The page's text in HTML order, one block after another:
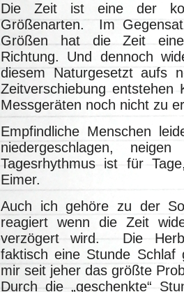
Die Zeit ist eine der
Größenarten. Im
Größen hat die Zeit eine
Richtung. Und dennoch
diesem Naturgesetzt aufs
Zeitverschiebung entstehen
Messgeräten noch nicht zu
Empfindliche Menschen
niedergeschlagen,
Tagesrhythmus ist für
Eimer.
Auch ich gehöre zu der
reagiert wenn die Zeit
verzögert wird. Die
faktisch eine Stunde Schlaf
mir seit jeher das größte
Durch die „geschenkte“